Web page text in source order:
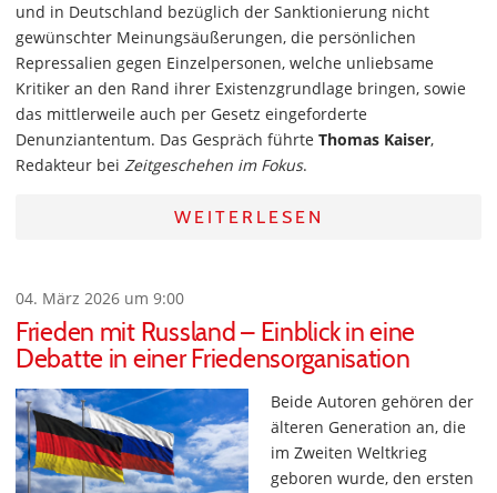
und in Deutschland bezüglich der Sanktionierung nicht
gewünschter Meinungsäußerungen, die persönlichen
Repressalien gegen Einzelpersonen, welche unliebsame
Kritiker an den Rand ihrer Existenzgrundlage bringen, sowie
das mittlerweile auch per Gesetz eingeforderte
Denunziantentum. Das Gespräch führte Thomas Kaiser,
Redakteur bei Zeitgeschehen im Fokus.
WEITERLESEN
04. März 2026 um 9:00
Frieden mit Russland – Einblick in eine
Debatte in einer Friedensorganisation
Beide Autoren gehören der
älteren Generation an, die
im Zweiten Weltkrieg
geboren wurde, den ersten